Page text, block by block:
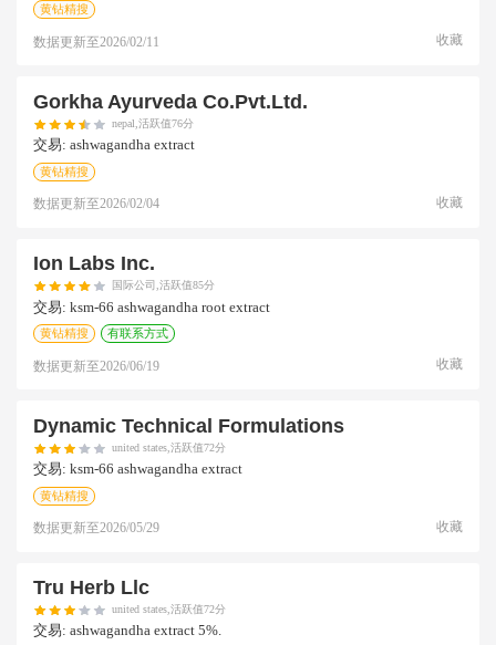
黄钻精搜
数据更新至2026/02/11 收藏
Gorkha Ayurveda Co.pvt.ltd.
nepal,活跃值76分
交易: ashwagandha extract
黄钻精搜
数据更新至2026/02/04 收藏
Ion Labs Inc.
国际公司,活跃值85分
交易: ksm-66 ashwagandha root extract
黄钻精搜 有联系方式
数据更新至2026/06/19 收藏
Dynamic Technical Formulations
united states,活跃值72分
交易: ksm-66 ashwagandha extract
黄钻精搜
数据更新至2026/05/29 收藏
Tru Herb Llc
united states,活跃值72分
交易: ashwagandha extract 5%.